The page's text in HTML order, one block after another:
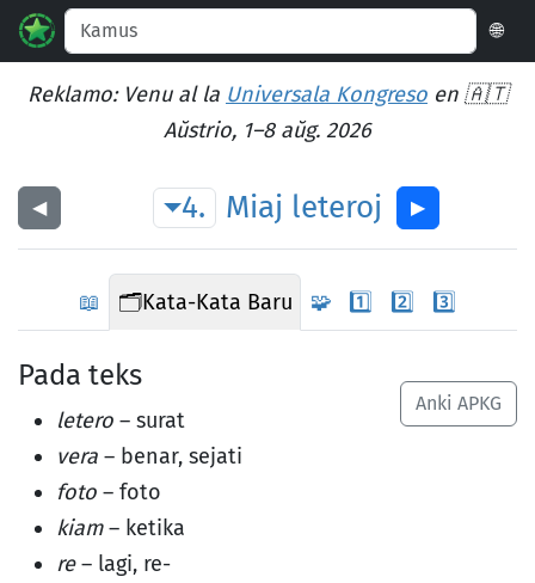
🌐
Reklamo: Venu al la Universala Kongreso en 🇦🇹
Aŭstrio, 1–8 aŭg. 2026
◀︎ 4. Miaj leteroj ▶︎
📖 🗂️Kata-Kata Baru 🧩 1️⃣ 2️⃣ 3️⃣
Anki APKG
Pada teks
letero – surat
vera – benar, sejati
foto – foto
kiam– ketika
re– lagi, re-